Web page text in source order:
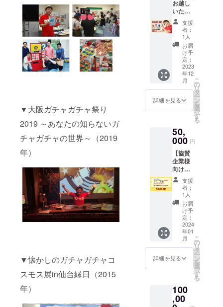
▼大阪ガチャガチャ祭り
2019 ～あなたの知らないガ
チャガチャの世界～（2019
年）
▼懐かしのガチャガチャコ
スモス展in仙台縁日（2015
年）
します
（一組
15分程
度） ・
コスモ
ス復刻
トイ５
体セッ
ト ・サ
イン本
・写真
撮影
お越し
いただ
く方専
用※ 【5
組限
定】
ワッ
キー貝
山と交
流＆展
示解説
ツアー
・ワッ
キー貝
山がコ
ション
展の解
説ツ
アーを
します
（一組
15分程
度） ・
コスモ
ス復刻
トイ５
点セッ
ト ・サ
イン本
・写真
撮影
支援
者：
1人
お届
け予
定：
2023
年12
月
詳細を見る
こ
の
リ
タ
ー
ン
を
選
択
す
る
50,
000 円
【協賛
企業様
向け】
・ワッ
キー貝
山がカ
プセル
トイの
イベン
トを完
全監修
・コレ
クショ
ンの展
示提供
・ガ
チャ
トーク
ショー
支援
者：
1人
お届
け予
定：
2024
年01
月
詳細を見る
こ
の
リ
タ
ー
ン
を
選
択
す
る
100
,00